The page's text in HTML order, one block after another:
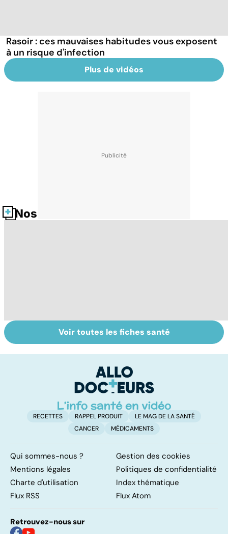
Rasoir : ces mauvaises habitudes vous exposent
à un risque d'infection
Plus de vidéos
Nos fiches santé
pilonidal, un
Gynéco : que
faire contre les
intimes ?
Voir toutes les fiches santé
RECETTES RAPPEL PRODUIT
LE MAG DE LA SANTÉ
CANCER
MÉDICAMENTS
Qui sommes-nous ?
Gestion des cookies
Mentions légales
Politiques de confidentialité
Charte d'utilisation
Index thématique
Flux RSS
Flux Atom
Retrouvez-nous sur